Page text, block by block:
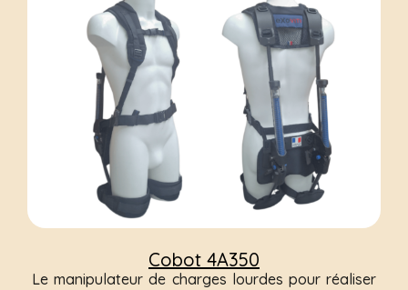
Cobot 4A350
Le manipulateur de charges lourdes pour réaliser